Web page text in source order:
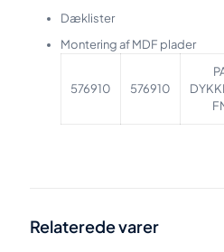
Dæklister
Montering af MDF plader
576910 576910
Relaterede varer